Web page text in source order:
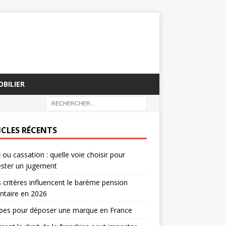
RÉCENTS
ou cassation : quelle voie choisir pour
un jugement
critères influencent le barème pension
en 2026
pour déposer une marque en France